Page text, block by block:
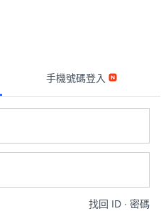
手機號碼登入
找回 ID ∙ 密碼